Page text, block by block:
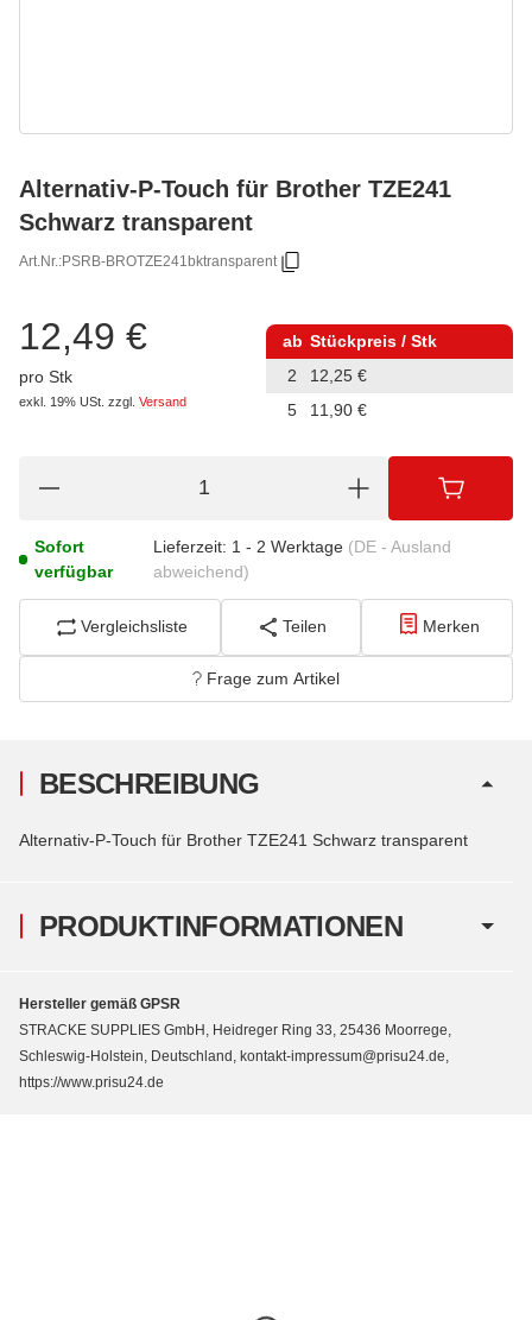
Alternativ-P-Touch für Brother TZE241
Schwarz transparent
Art.Nr.:PSRB-BROTZE241bktransparent
12,49 €
pro Stk
exkl. 19% USt. zzgl. Versand
ab Stückpreis / Stk
2
12,25 €
5
11,90 €
Sofort
verfügbar
Lieferzeit: 1 - 2 Werktage (DE - Ausland
abweichend)
Vergleichsliste Teilen Merken
Frage zum Artikel
PRODUKTINFORMATIONEN
BESCHREIBUNG
Alternativ-P-Touch für Brother TZE241 Schwarz transparent
Hersteller gemäß GPSR
STRACKE SUPPLIES GmbH, Heidreger Ring 33, 25436 Moorrege,
Schleswig-Holstein, Deutschland, kontakt-impressum@prisu24.de,
https://www.prisu24.de